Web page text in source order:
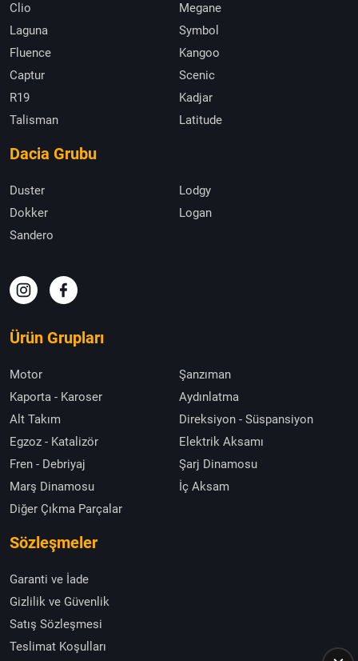
Clio
Megane
Laguna
Symbol
Fluence
Kangoo
Captur
Scenic
R19
Kadjar
Talisman
Latitude
Dacia Grubu
Duster
Lodgy
Dokker
Logan
Sandero
Ürün Grupları
Motor
Şanzıman
Kaporta - Karoser
Aydınlatma
Alt Takım
Direksiyon - Süspansiyon
Egzoz - Katalizör
Elektrik Aksamı
Fren - Debriyaj
Şarj Dinamosu
Marş Dinamosu
İç Aksam
Diğer Çıkma Parçalar
Sözleşmeler
Garanti ve İade
Gizlilik ve Güvenlik
Satış Sözleşmesi
Teslimat Koşulları